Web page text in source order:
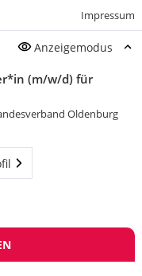
Impressum
Anzeigemodus
(m/w/d) für
Oldenburg